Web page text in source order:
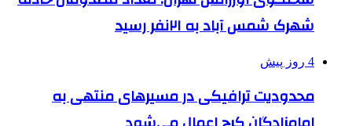
شهرک شمس آباد به ۲۱نفر رسید
4 روز پیش
محدودیت ترافیکی در مسیرهای منتهی به